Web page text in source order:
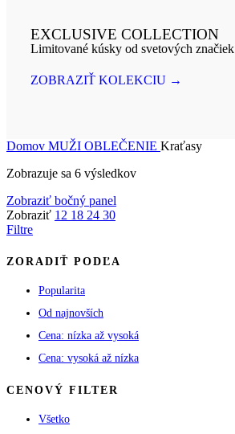
EXCLUSIVE COLLECTION
Limitované kúsky od svetových značiek
ZOBRAZIŤ KOLEKCIU →
Domov MUŽI OBLEČENIE Kraťasy
Zobrazuje sa 6 výsledkov
Zobraziť bočný panel
Zobraziť 12 18 24 30
Filtre
ZORADIŤ PODĽA
Popularita
Od najnovších
Cena: nízka až vysoká
Cena: vysoká až nízka
CENOVÝ FILTER
Všetko